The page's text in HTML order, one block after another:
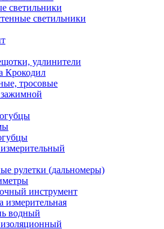
светильники
светильники
удлинители
Крокодил
тросовые
рулетки (дальномеры)
инструмент
измерительная
водный